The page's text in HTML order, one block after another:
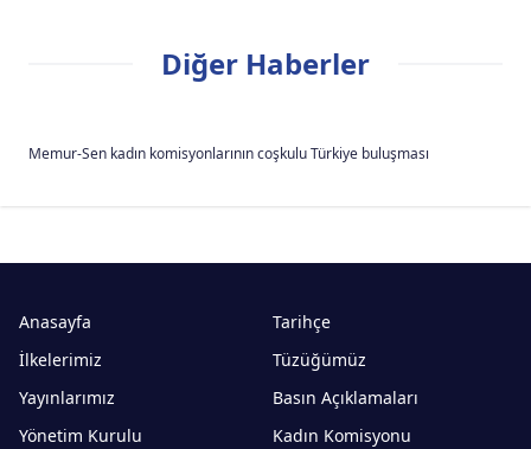
Diğer Haberler
Memur-Sen kadın komisyonlarının coşkulu Türkiye buluşması
Anasayfa
Tarihçe
İlkelerimiz
Tüzüğümüz
Yayınlarımız
Basın Açıklamaları
Yönetim Kurulu
Kadın Komisyonu